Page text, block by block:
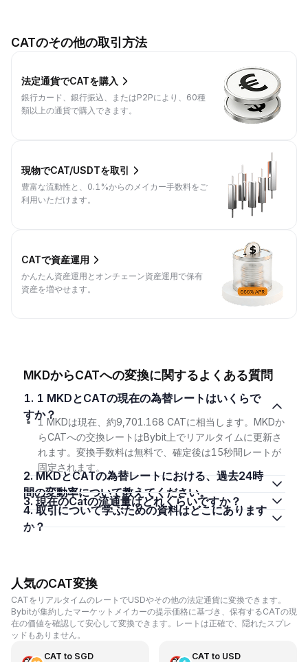
CATのその他の取引方法
法定通貨でCATを購入
銀行カード、銀行振込、またはP2Pにより、60種
類以上の通貨で購入できます。
現物でCAT/USDTを取引
豊富な流動性と、0.1%からのメイカー手数料をご
利用いただけます。
CATで資産運用
かんたん資産運用とオンチェーン資産運用で保有
資産を増やせます。
MKDからCATへの変換に関するよくある質問
1. 1 MKDとCATの現在の為替レートはいくらで
すか？
1 MKDは現在、約9,701.168 CATに相当します。MKDか
らCATへの交換レートはBybit上でリアルタイムに更新さ
れます。変換手数料は無料で、確定後は15秒間レートが
固定されます。
2. MKDとCATの為替レートにおける、過去24時
間の変動率について教えてください。
3. 現在のCatの流通量はどれくらいですか？
4. 取引について学ぶための資料はどこにあります
か？
人気のCAT変換
CATをリアルタイムのレートでUSDやその他の法定通貨に変換できます。
Bybitが集約したマーケットメイカーの提示価格に基づき、保有するCATの現
在の価値を確認して安心して変換できます。レートは正確で、隠れたスプレ
ッドもありません。
CAT to SGD CAT to USD